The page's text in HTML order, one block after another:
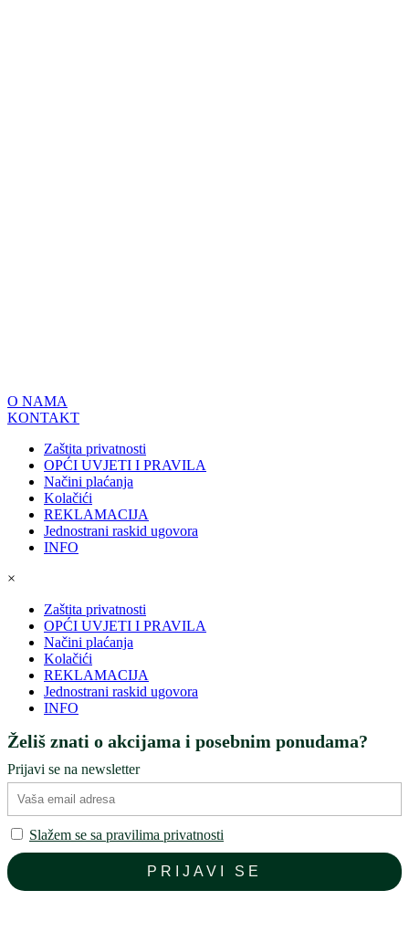
O NAMA
KONTAKT
Zaštita privatnosti
OPĆI UVJETI I PRAVILA
Načini plaćanja
Kolačići
REKLAMACIJA
Jednostrani raskid ugovora
INFO
×
Zaštita privatnosti
OPĆI UVJETI I PRAVILA
Načini plaćanja
Kolačići
REKLAMACIJA
Jednostrani raskid ugovora
INFO
Želiš znati o akcijama i posebnim ponudama?
Prijavi se na newsletter
Slažem se sa pravilima privatnosti